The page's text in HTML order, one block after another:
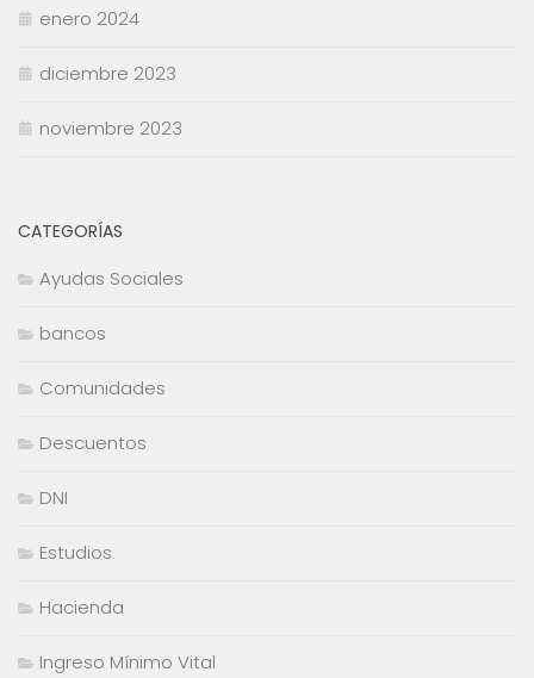
enero 2024
diciembre 2023
noviembre 2023
CATEGORÍAS
Ayudas Sociales
bancos
Comunidades
Descuentos
DNI
Estudios
Hacienda
Ingreso Mínimo Vital